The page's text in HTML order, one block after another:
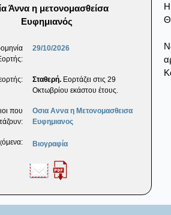
Άννα η μετονομασθείσα
Eυφημιανός
29/10/2026
Σταθερή. Εορτάζει στις 29
Οκτωβρίου εκάστου έτους.
που
Οσια Αννα η Μετονομασθεισα
Eυφημιανος
Βιογραφία
Η